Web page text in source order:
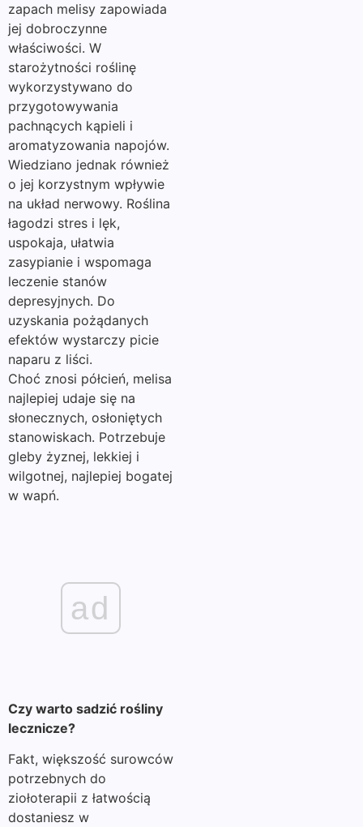
zapach melisy zapowiada
jej dobroczynne
właściwości. W
starożytności roślinę
wykorzystywano do
przygotowywania
pachnących kąpieli i
aromatyzowania napojów.
Wiedziano jednak również
o jej korzystnym wpływie
na układ nerwowy. Roślina
łagodzi stres i lęk,
uspokaja, ułatwia
zasypianie i wspomaga
leczenie stanów
depresyjnych. Do
uzyskania pożądanych
efektów wystarczy picie
naparu z liści.
Choć znosi półcień, melisa
najlepiej udaje się na
słonecznych, osłoniętych
stanowiskach. Potrzebuje
gleby żyznej, lekkiej i
wilgotnej, najlepiej bogatej
w wapń.
ad
Czy warto sadzić rośliny
lecznicze?
Fakt, większość surowców
potrzebnych do
ziołoterapii z łatwością
dostaniesz w